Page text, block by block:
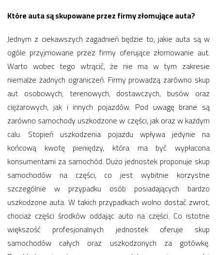
Które auta są skupowane przez firmy złomujące auta?
Jednym z ciekawszych zagadnień będzie to, jakie auta są w
ogóle przyjmowane przez firmy oferujące złomowanie aut.
Warto wobec tego wtrącić, że nie ma w tym zakresie
niemalże żadnych ograniczeń. Firmy prowadzą zarówno skup
aut osobowych, terenowych, dostawczych, busów oraz
ciężarowych, jak i innych pojazdów. Pod uwagę brane są
zarówno samochody uszkodzone w części, jak oraz w każdym
calu. Stopień uszkodzenia pojazdu wpływa jedynie na
końcową kwotę pieniędzy, która ma być wypłacona
konsumentami za samochód. Dużo jednostek proponuje skup
samochodów na części, co jest wybitnie korzystne
szczególnie w przypadku osób posiadających bardzo
uszkodzone auta. W takich przypadkach wolno dostać zwrot,
chociaż części środków oddając auto na części. Co istotne
większość profesjonalnych jednostek oferuje skup
samochodów całych oraz uszkodzonych za gotówkę.